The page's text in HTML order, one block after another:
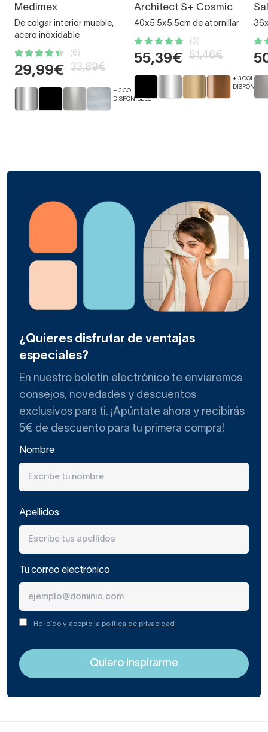
Medimex
De colgar interior mueble,
acero inoxidable
(6)
29,99€ 33,89€
+ 3 COLORES
DISPONIBLES
Architect S+ Cosmic
40x5.5x5.5cm de atornillar
(3)
55,39€ 81,46€
+ 3
¿Quieres disfrutar de ventajas
especiales?
En nuestro boletín electrónico te enviaremos
consejos, novedades y descuentos
exclusivos para ti. ¡Apúntate ahora y recibirás
5€ de descuento para tu primera compra!
Nombre
Apellidos
Tu correo electrónico
He leído y acepto la política de privacidad